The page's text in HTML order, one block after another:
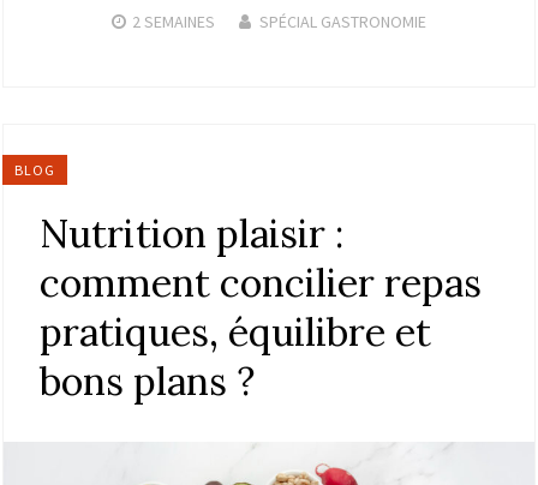
2 SEMAINES SPÉCIAL GASTRONOMIE
BLOG
Nutrition plaisir :
comment concilier repas
pratiques, équilibre et
bons plans ?